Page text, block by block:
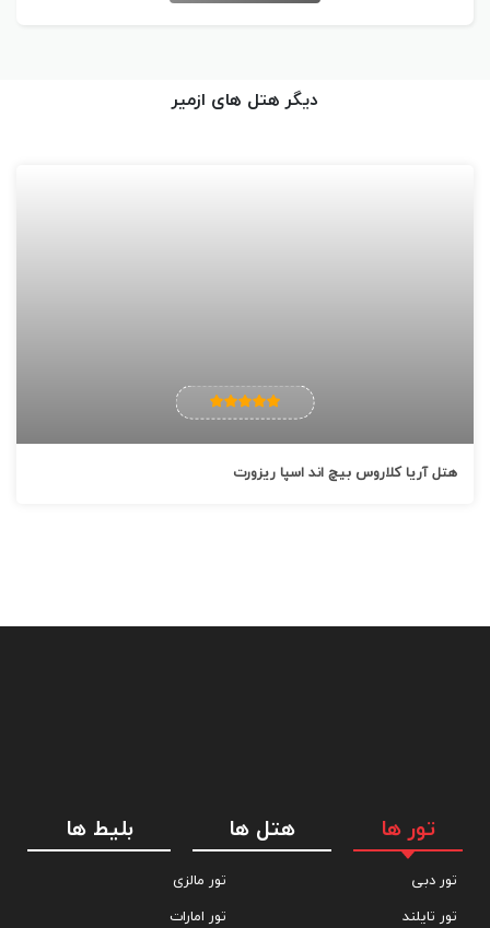
دیگر هتل های ازمیر
هتل آریا کلاروس بیچ اند اسپا ریزورت
تور ها هتل ها بلیط ها
تور دبی
تور تایلند
تور مالزی
تور امارات